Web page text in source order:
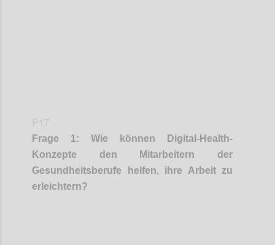
Frage 1: Wie können Digital-Health-
Konzepte den Mitarbeitern der
Gesundheitsberufe
helfen, ihre Arbeit zu
erleichtern?